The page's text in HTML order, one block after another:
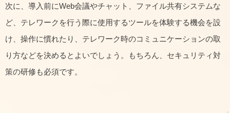
次に、導入前にWeb会議やチャット、ファイル共有システムな
ど、テレワークを行う際に使用するツールを体験する機会を設
け、操作に慣れたり、テレワーク時のコミュニケーションの取
り方などを決めるとよいでしょう。もちろん、セキュリティ対
策の研修も必須です。